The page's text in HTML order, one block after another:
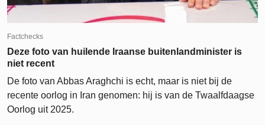
Factchecks
Deze foto van huilende Iraanse buitenlandminister is
niet recent
De foto van Abbas Araghchi is echt, maar is niet bij de
recente oorlog in Iran genomen: hij is van de Twaalfdaagse
Oorlog uit 2025.